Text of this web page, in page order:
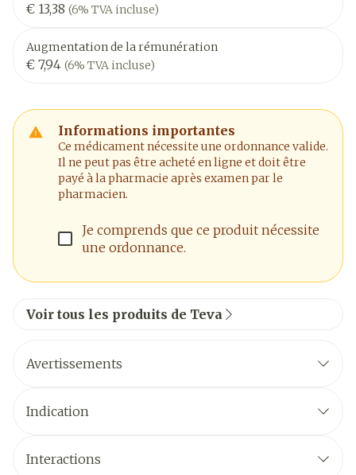
€ 13,38 (6% TVA incluse)
Augmentation de la rémunération
€ 7,94 (6% TVA incluse)
Informations importantes
Ce médicament nécessite une ordonnance valide.
Il ne peut pas être acheté en ligne et doit être
payé à la pharmacie après examen par le
pharmacien.
Je comprends que ce produit nécessite
une ordonnance.
Voir tous les produits de Teva
Avertissements
Indication
Interactions